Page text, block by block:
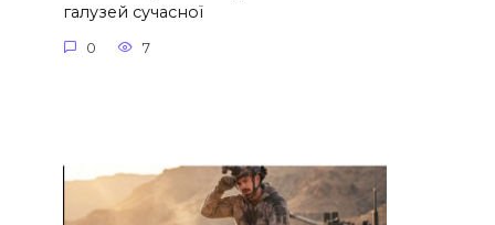
галузей сучасної
0 7